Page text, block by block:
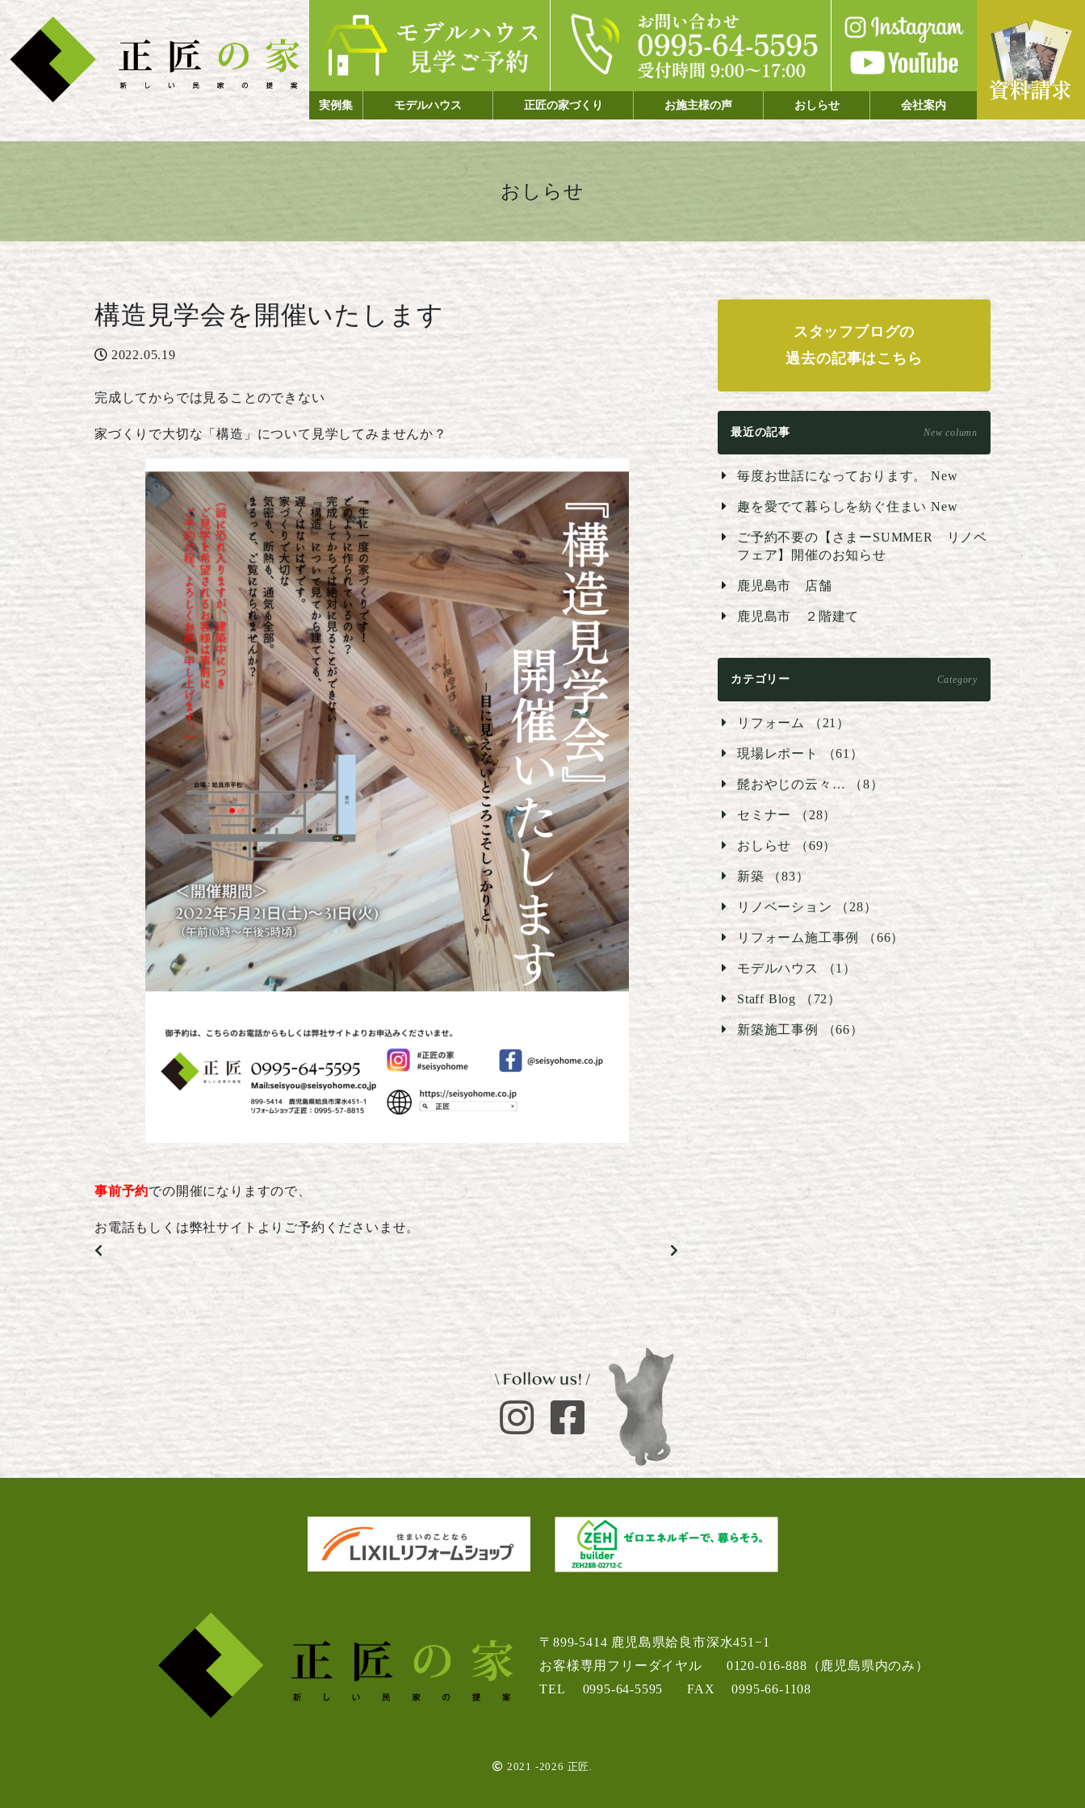
実例集 モデルハウス 正匠の家づくり お施主様の声 おしらせ 会社案内
おしらせ
構造見学会を開催いたします
2022.05.19
完成してからでは見ることのできない
家づくりで大切な「構造」について見学してみませんか？
事前予約での開催になりますので、
お電話もしくは弊社サイトよりご予約くださいませ。
スタッフブログの
過去の記事はこちら
最近の記事 New column
毎度お世話になっております。New
趣を愛でて暮らしを紡ぐ住まいNew
ご予約不要の【さまーSUMMER リノベ
フェア】開催のお知らせ
鹿児島市 店舗
鹿児島市 ２階建て
カテゴリー Category
リフォーム （21）
現場レポート （61）
髭おやじの云々… （8）
セミナー （28）
おしらせ （69）
新築 （83）
リノベーション （28）
リフォーム施工事例 （66）
モデルハウス （1）
Staff Blog （72）
新築施工事例 （66）
〒899-5414 鹿児島県姶良市深水451−1
お客様専用フリーダイヤル
0120-016-888 （鹿児島県内のみ）
TEL
0995-64-5595 FAX 0995-66-1108
2021 -2026 正匠.